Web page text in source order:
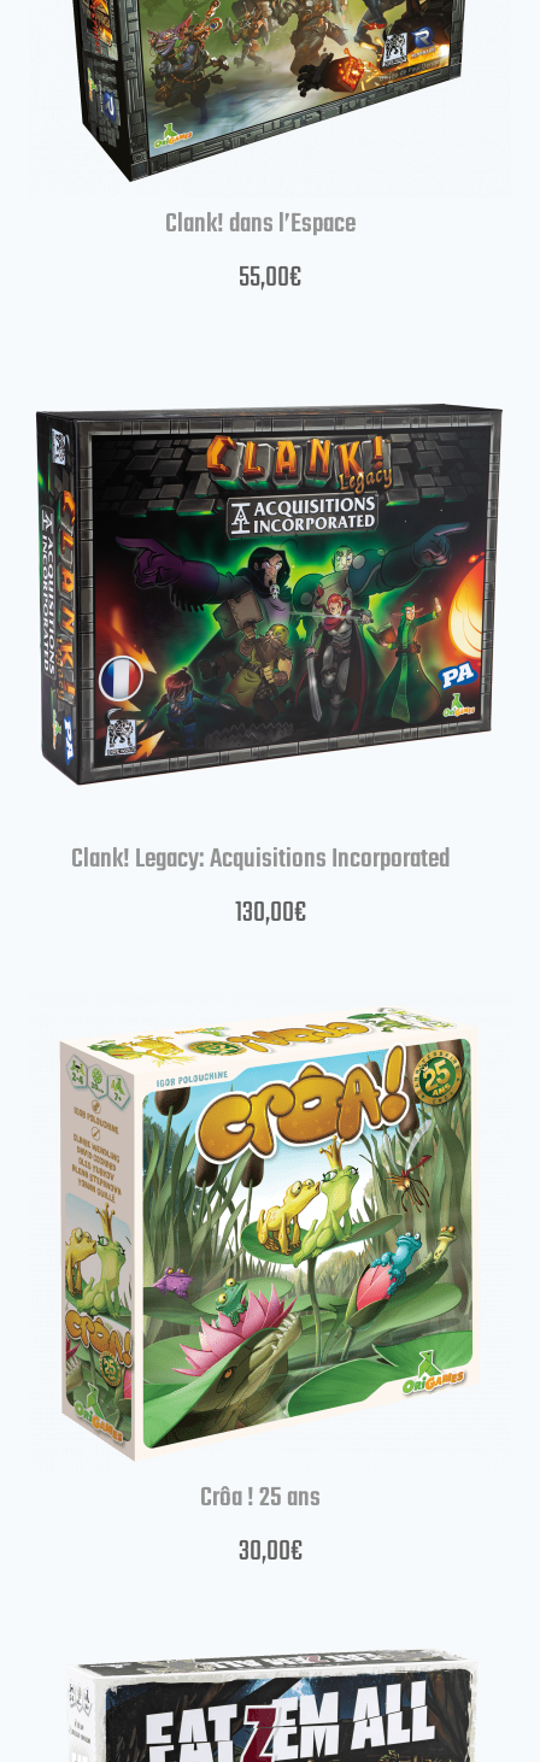
Clank! dans l’Espace
55,00€
Clank! Legacy: Acquisitions Incorporated
130,00€
Crôa ! 25 ans
30,00€